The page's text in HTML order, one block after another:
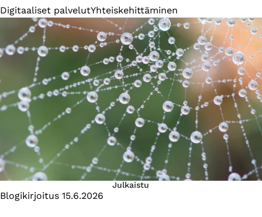
Digitaaliset palvelutYhteiskehittäminen
Julkaistu
Blogikirjoitus 15.6.2026